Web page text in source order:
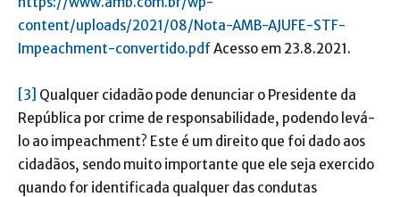
content/uploads/2021/08/Nota-AMB-AJUFE-STF-
Impeachment-convertido.pdfAcesso em 23.8.2021.
[3] Qualquer cidadão pode denunciar o Presidente da
República por crime de responsabilidade, podendo levá-
lo ao impeachment? Este é um direito que foi dado aos
cidadãos, sendo muito importante que ele seja exercido
quando for identificada qualquer das condutas